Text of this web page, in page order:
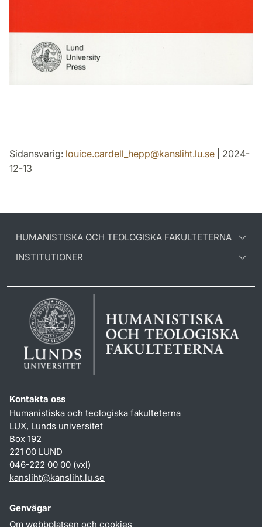
Sidansvarig: louice.cardell_hepp@kansliht.lu.se | 2024-
12-13
HUMANISTISKA OCH TEOLOGISKA FAKULTETERNA
INSTITUTIONER
Kontakta oss
Humanistiska och teologiska fakulteterna
LUX, Lunds universitet
Box 192
221 00 LUND
046-222 00 00 (vxl)
kansliht@kansliht.lu.se
Genvägar
Om webbplatsen och cookies